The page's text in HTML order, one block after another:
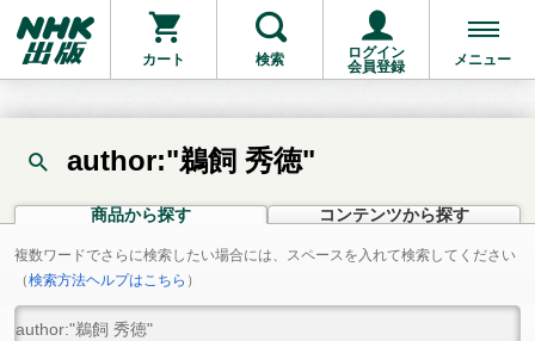
カート 検索
ログイン
会員登録
メニュー
author:"鵜飼 秀徳"
商品から探す コンテンツから探す
複数ワードでさらに検索したい場合には、スペースを入れて検索してください
（検索方法ヘルプはこちら ）